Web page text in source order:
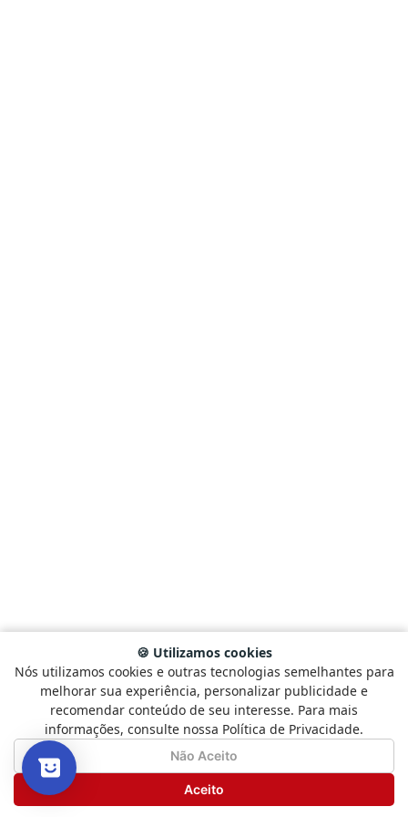
🍪 Utilizamos cookies
Nós utilizamos cookies e outras tecnologias semelhantes para
melhorar sua experiência, personalizar publicidade e
recomendar conteúdo de seu interesse. Para mais
informações, consulte nossa Política de Privacidade.
Não Aceito
Aceito
Como está sendo sua experiência?
Selecione
uma
opção
a
5
Não Satisfeito
Seguinte